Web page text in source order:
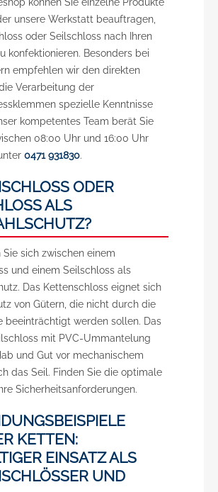
unsere Werkstatt beauftragen,
oder Seilschloss nach Ihren
konfektionieren. Besonders bei
empfehlen wir den direkten
Verarbeitung der
spezielle Kenntnisse
kompetentes Team berät Sie
08:00 Uhr und 16:00 Uhr
0471 931830.
ODER
ALS
Sie sich zwischen einem
und einem Seilschloss als
Das Kettenschloss eignet sich
von Gütern, die nicht durch die
beeinträchtigt werden sollen. Das
mit PVC-Ummantelung
und Gut vor mechanischem
das Seil. Finden Sie die optimale
Sicherheitsanforderungen.
KETTEN:
EINSATZ ALS
UND